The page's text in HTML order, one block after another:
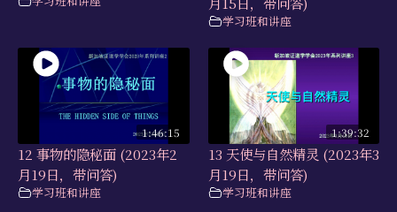
书籍目录
视频资源
仅限会员
最新活动
学习班和讲座
1:46:15
12 事物的隐秘面 (2023年2
月19日，带问答)
学习班和讲座
1:39:32
13 天使与自然精灵 (2023年3
月19日，带问答)
学习班和讲座